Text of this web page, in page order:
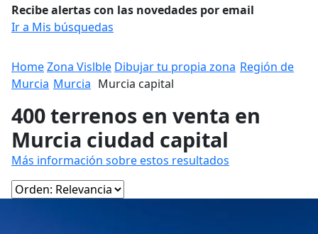
Recibe alertas con las novedades por email
Ir a Mis búsquedas
HomeZona Vislble Dibujar tu propia zona Región de
Murcia Murcia Murcia capital
400 terrenos en venta en
Murcia ciudad capital
Más información sobre estos resultados